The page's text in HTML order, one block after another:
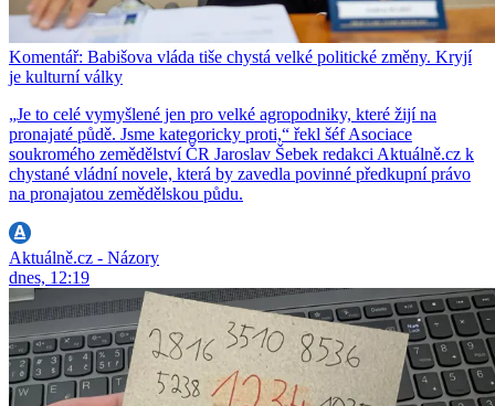
Komentář: Babišova vláda tiše chystá velké politické změny. Kryjí
je kulturní války
„Je to celé vymyšlené jen pro velké agropodniky, které žijí na
pronajaté půdě. Jsme kategoricky proti,“ řekl šéf Asociace
soukromého zemědělství ČR Jaroslav Šebek redakci Aktuálně.cz k
chystané vládní novele, která by zavedla povinné předkupní právo
na pronajatou zemědělskou půdu.
Aktuálně.cz - Názory
dnes, 12:19